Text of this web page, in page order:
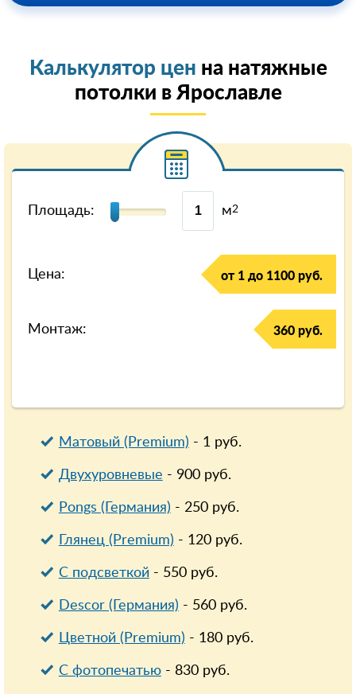
Калькулятор цен на натяжные
потолки в Ярославле
Площадь: м2
Цена: от 1 до 1100 руб.
Монтаж: 360 руб.
Матовый (Premium) - 1руб.
Двухуровневые - 900руб.
Pongs (Германия) - 250руб.
Глянец (Premium) - 120руб.
С подсветкой- 550руб.
Descor (Германия) - 560руб.
Цветной (Premium) - 180руб.
С фотопечатью- 830руб.